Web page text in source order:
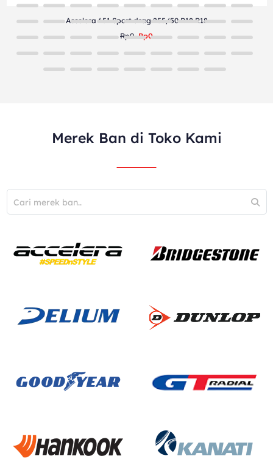
Accelera 651 Sport drag 255/50 R18 R18
Rp0 Rp0
Merek Ban di Toko Kami